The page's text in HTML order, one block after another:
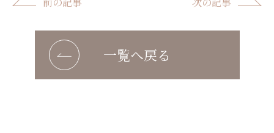
一覧へ戻る